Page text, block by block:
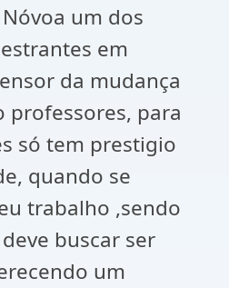
um dos
em
da mudança
professores, para
só tem prestigio
quando se
trabalho ,sendo
buscar ser
um